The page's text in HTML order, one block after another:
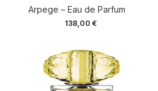
Arpege – Eau de Parfum
138,00€